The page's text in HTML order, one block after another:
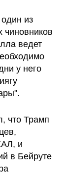
из
чиновников
ведет
у него
что Трамп
и
в Бейруте